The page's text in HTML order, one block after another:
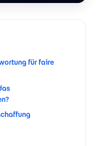
für faire